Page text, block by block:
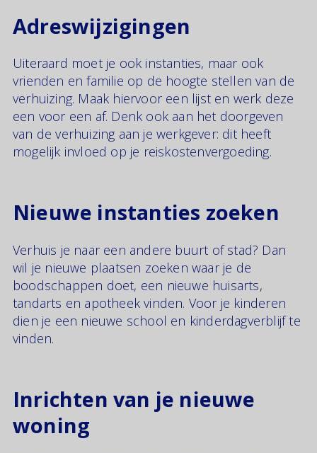
Adreswijzigingen
Uiteraard moet je ook instanties, maar ook
vrienden en familie op de hoogte stellen van de
verhuizing. Maak hiervoor een lijst en werk deze
een voor een af. Denk ook aan het doorgeven
van de verhuizing aan je werkgever: dit heeft
mogelijk invloed op je reiskostenvergoeding.
Nieuwe instanties zoeken
Verhuis je naar een andere buurt of stad? Dan
wil je nieuwe plaatsen zoeken waar je de
boodschappen doet, een nieuwe huisarts,
tandarts en apotheek vinden. Voor je kinderen
dien je een nieuwe school en kinderdagverblijf te
vinden.
Inrichten van je nieuwe
woning